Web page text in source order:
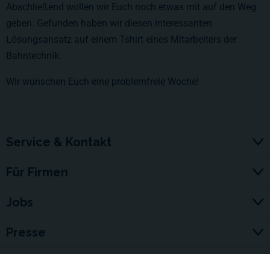
Abschließend wollen wir Euch noch etwas mit auf den Weg
geben. Gefunden haben wir diesen interessanten
Lösungsansatz auf einem Tshirt eines Mitarbeiters der
Bahntechnik.
Wir wünschen Euch eine problemfreie Woche!
Service & Kontakt
Für Firmen
Jobs
Presse